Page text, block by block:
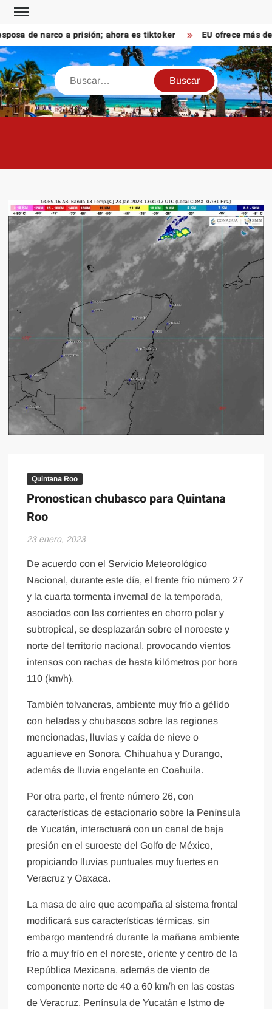
Saltar
contenido
de narco a prisión; ahora es tiktoker EU ofrece más de
Buscar
Quintana Roo
Pronostican chubasco para Quintana
Roo
23 enero, 2023
De acuerdo con el Servicio Meteorológico
Nacional, durante este día, el frente frío número 27
y la cuarta tormenta invernal de la temporada,
asociados con las corrientes en chorro polar y
subtropical, se desplazarán sobre el noroeste y
norte del territorio nacional, provocando vientos
intensos con rachas de hasta kilómetros por hora
110 (km/h).
También tolvaneras, ambiente muy frío a gélido
con heladas y chubascos sobre las regiones
mencionadas, lluvias y caída de nieve o
aguanieve en Sonora, Chihuahua y Durango,
además de lluvia engelante en Coahuila.
Por otra parte, el frente número 26, con
características de estacionario sobre la Península
de Yucatán, interactuará con un canal de baja
presión en el suroeste del Golfo de México,
propiciando lluvias puntuales muy fuertes en
Veracruz y Oaxaca.
La masa de aire que acompaña al sistema frontal
modificará sus características térmicas, sin
embargo mantendrá durante la mañana ambiente
frío a muy frío en el noreste, oriente y centro de la
República Mexicana, además de viento de
componente norte de 40 a 60 km/h en las costas
de Veracruz, Península de Yucatán e Istmo de